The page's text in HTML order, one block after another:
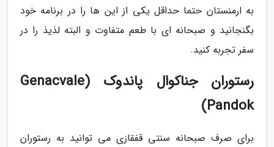
به ارمنستان حتما حداقل یکی از این ها را در برنامه خود
بگنجانید و صبحانه ای با طعم متفاوت و البته لذیذ را در
سفر تجربه کنید.
رستوران جناکوال پاندوک (Genacvale
Pandok)
برای صرف صبحانه سنتی قفقازی می توانید به رستوران